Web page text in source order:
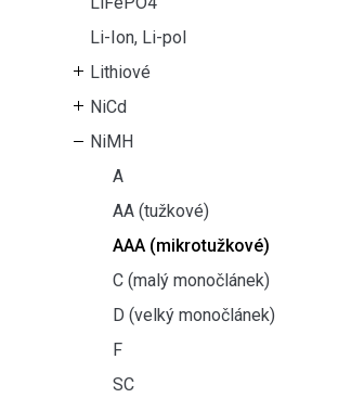
Li-Ion, Li-pol
Lithiové
NiCd
NiMH
A
AA (tužkové)
AAA (mikrotužkové)
C (malý monočlánek)
D (velký monočlánek)
F
SC